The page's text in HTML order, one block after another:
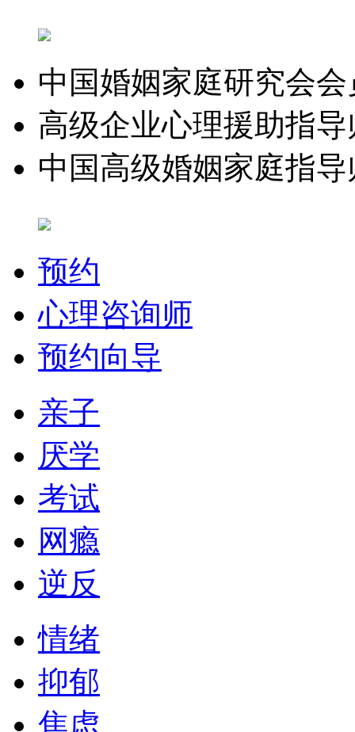
中国婚姻家庭研究会会
高级企业心理援助指导
中国高级婚姻家庭指导
预约
心理咨询师
预约向导
亲子
厌学
考试
网瘾
逆反
情绪
抑郁
焦虑